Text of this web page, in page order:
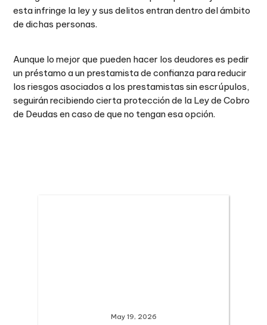
esta infringe la ley y sus delitos entran dentro del ámbito
de dichas personas.
Aunque lo mejor que pueden hacer los deudores es pedir
un préstamo a un prestamista de confianza para reducir
los riesgos asociados a los prestamistas sin escrúpulos,
seguirán recibiendo cierta protección de la Ley de Cobro
de Deudas en caso de que no tengan esa opción.
May 19, 2026